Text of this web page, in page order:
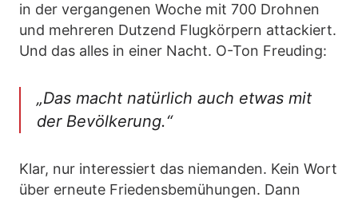
in der vergangenen Woche mit 700 Drohnen
und mehreren Dutzend Flugkörpern attackiert.
Und das alles in einer Nacht. O-Ton Freuding:
„Das macht natürlich auch etwas mit
der Bevölkerung.“
Klar, nur interessiert das niemanden. Kein Wort
über erneute Friedensbemühungen. Dann